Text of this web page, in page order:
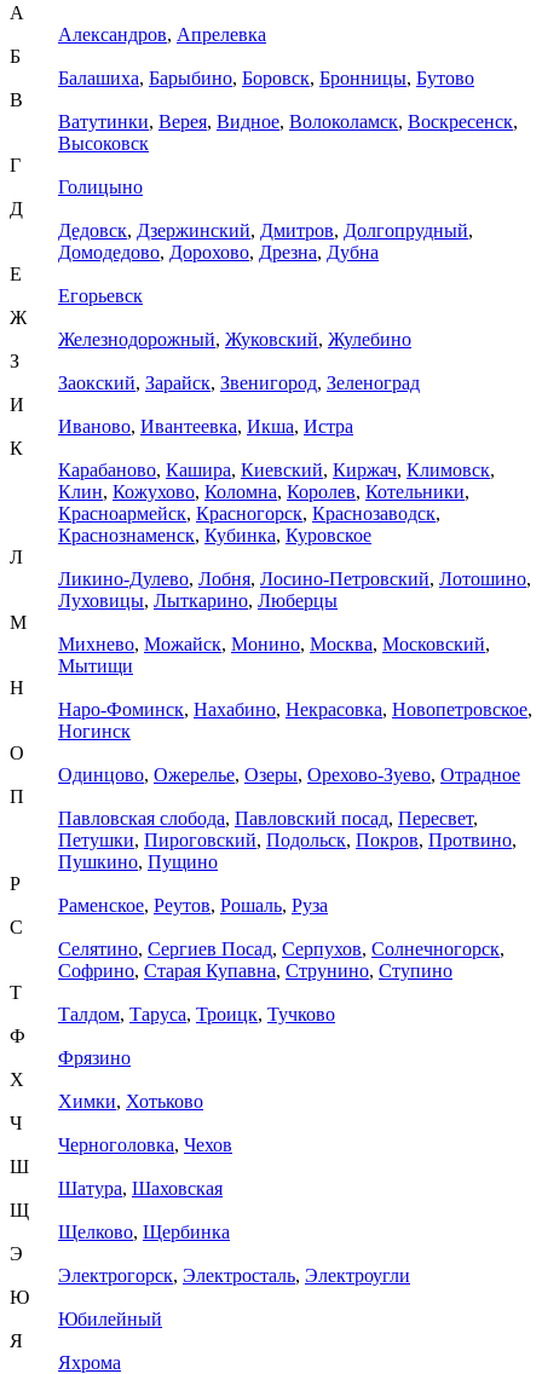
А
Александров, Апрелевка
Б
Балашиха, Барыбино, Боровск, Бронницы, Бутово
В
Ватутинки, Верея, Видное, Волоколамск, Воскресенск,
Высоковск
Г
Голицыно
Д
Дедовск, Дзержинский, Дмитров, Долгопрудный,
Домодедово, Дорохово, Дрезна, Дубна
Е
Егорьевск
Ж
Железнодорожный, Жуковский, Жулебино
З
Заокский, Зарайск, Звенигород, Зеленоград
И
Иваново, Ивантеевка, Икша, Истра
К
Карабаново, Кашира, Киевский, Киржач, Климовск,
Клин, Кожухово, Коломна, Королев, Котельники,
Красноармейск, Красногорск, Краснозаводск,
Краснознаменск, Кубинка, Куровское
Л
Ликино-Дулево, Лобня, Лосино-Петровский, Лотошино,
Луховицы, Лыткарино, Люберцы
М
Михнево, Можайск, Монино, Москва, Московский,
Мытищи
Н
Наро-Фоминск, Нахабино, Некрасовка, Новопетровское,
Ногинск
О
Одинцово, Ожерелье, Озеры, Орехово-Зуево, Отрадное
П
Павловская слобода, Павловский посад, Пересвет,
Петушки, Пироговский, Подольск, Покров, Протвино,
Пушкино, Пущино
Р
Раменское, Реутов, Рошаль, Руза
С
Селятино, Сергиев Посад, Серпухов, Солнечногорск,
Софрино, Старая Купавна, Струнино, Ступино
Т
Талдом, Таруса, Троицк, Тучково
Ф
Фрязино
Х
Химки, Хотьково
Ч
Черноголовка, Чехов
Ш
Шатура, Шаховская
Щ
Щелково, Щербинка
Э
Электрогорск, Электросталь, Электроугли
Ю
Юбилейный
Я
Яхрома